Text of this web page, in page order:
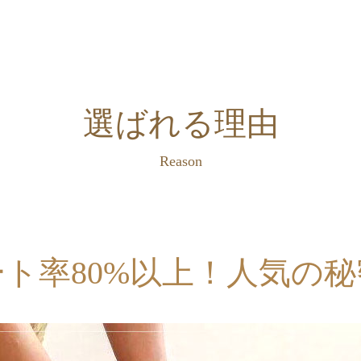
選ばれる理由
Reason
率80%以上！ 人気の